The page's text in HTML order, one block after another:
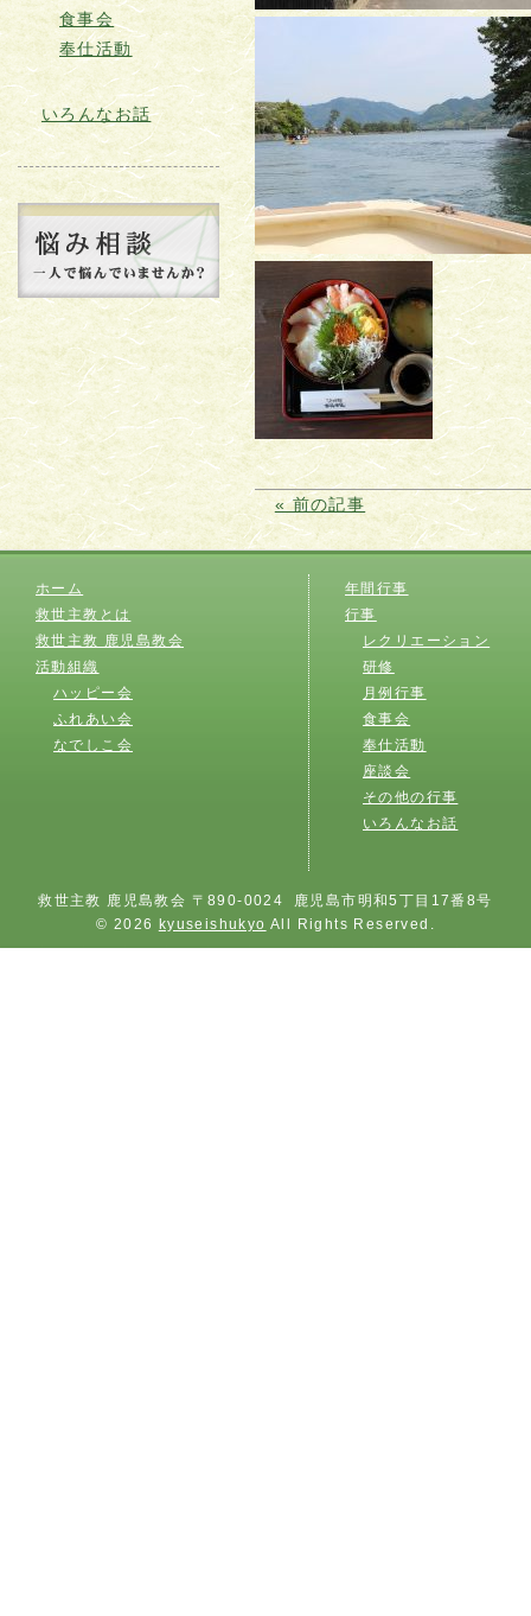
食事会
奉仕活動
いろんなお話
« 前の記事
ホーム
救世主教とは
救世主教 鹿児島教会
活動組織
ハッピー会
ふれあい会
なでしこ会
年間行事
行事
レクリエーション
研修
月例行事
食事会
奉仕活動
座談会
その他の行事
いろんなお話
救世主教 鹿児島教会 〒890-0024 鹿児島市明和5丁目17番8号
© 2026
kyuseishukyo All Rights Reserved.